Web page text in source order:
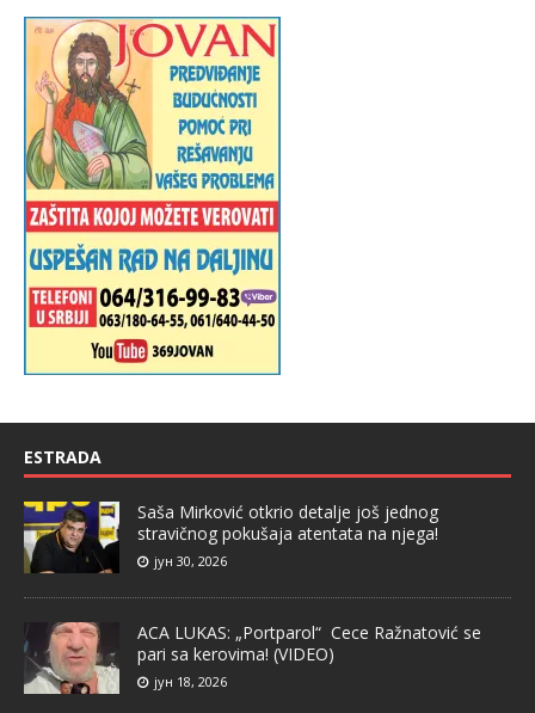
ESTRADA
Saša Mirković otkrio detalje još jednog
stravičnog pokušaja atentata na njega!
јун 30, 2026
ACA LUKAS: „Portparol“ Cece Ražnatović se
pari sa kerovima! (VIDEO)
јун 18, 2026